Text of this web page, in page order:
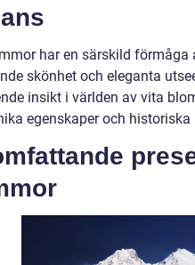
har en särskild
skönhet och eleganta
insikt i världen av vita
egenskaper och historiska